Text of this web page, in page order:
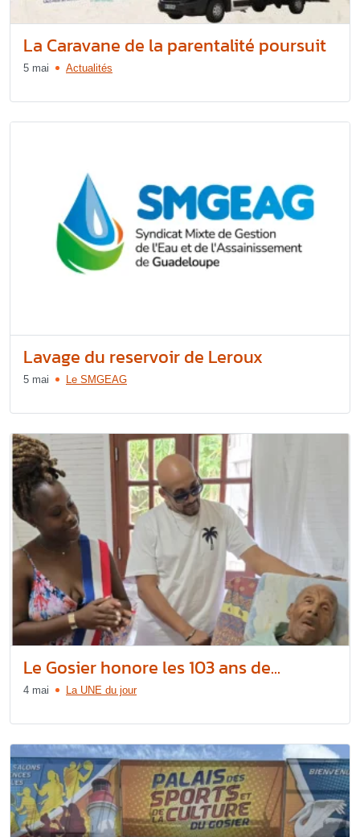
La Caravane de la parentalité poursuit
5 mai Actualités
Lavage du reservoir de Leroux
5 mai Le SMGEAG
Le Gosier honore les 103 ans de...
4 mai La UNE du jour